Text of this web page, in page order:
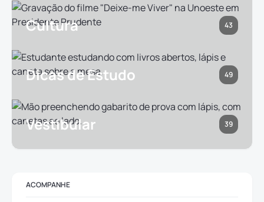
Cultura 43
Dicas de Estudo 49
Vestibular 39
ACOMPANHE